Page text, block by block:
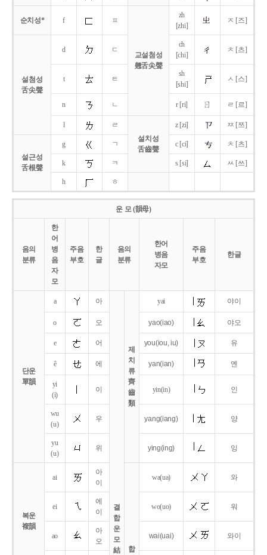
순치성* f ㅍ
교설첨성
翹舌尖聲
zh
[zhi]
ㅈ [즈]
설첨성
舌尖聲
d ㄷ
ch
[chi]
ㅊ [츠]
t ㅌ
sh
[shi]
ㅅ [스]
n ㄴ r [ri] ㄖ ㄹ [르]
l
ㄹ
설치성
舌齒聲
z [zi] ㅉ [쯔]
설근성
舌根聲
g ㄱ c [ci] ㅊ [츠]
k ㅋ s [si] ㅆ [쓰]
h ㅎ
운 모 (韻母)
음의
분류
한
어
병
음
자
모
주음
부호
한
글
음의
분류
한어
병음
자모
주음
부호
한글
단운
單韻
a 아
결
합
운
모
結
제
치
류
齊
齒
類
yai 야이
o 오 yao(iao) 야오
e 어 you(iou,iu) 유
ê 에 yan(ian) 옌
yi
(i)
이 yin(in) 인
wu
(u)
우 yang(iang) 양
yu
(u)
위 ying(ing) 잉
복운
複韻
ai
아
이
합
wa(ua) 와
ei
에
이
wo(uo) 워
ao
아
오
wai(uai) 와이